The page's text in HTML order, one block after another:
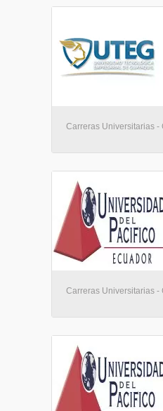
Carreras Universitarias -
Carreras Universitarias -